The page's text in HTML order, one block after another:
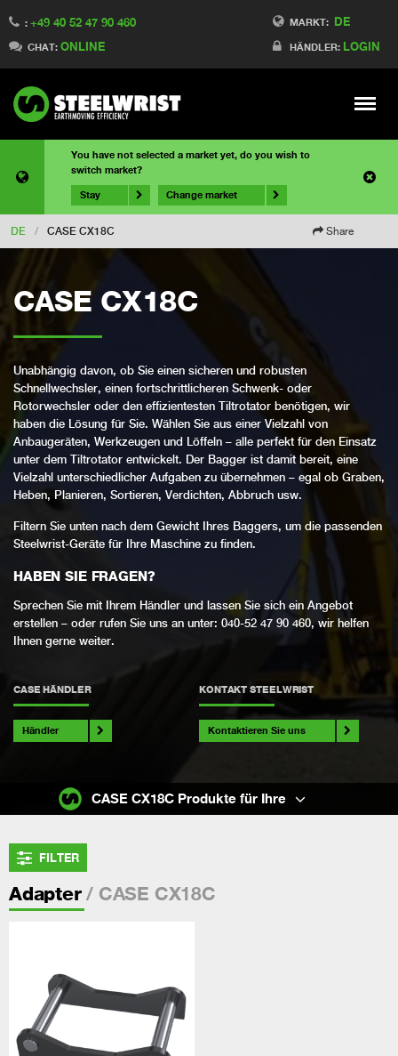
MARKT: DE
HÄNDLER: LOGIN
: +49 40 52 47 90 460
CHAT: ONLINE
Meny
You have not selected a market yet, do you wish to
switch market?
Stay Change market
DE / CASE CX18C Share
CASE CX18C
Unabhängig davon, ob Sie einen sicheren und robusten
Schnellwechsler, einen fortschrittlicheren Schwenk- oder
Rotorwechsler oder den effizientesten Tiltrotator benötigen, wir
haben die Lösung für Sie. Wählen Sie aus einer Vielzahl von
Anbaugeräten, Werkzeugen und Löffeln – alle perfekt für den Einsatz
unter dem Tiltrotator entwickelt. Der Bagger ist damit bereit, eine
Vielzahl unterschiedlicher Aufgaben zu übernehmen – egal ob Graben,
Heben, Planieren, Sortieren, Verdichten, Abbruch usw.
Filtern Sie unten nach dem Gewicht Ihres Baggers, um die passenden
Steelwrist-Geräte für Ihre Maschine zu finden.
HABEN SIE FRAGEN?
Sprechen Sie mit Ihrem Händler und lassen Sie sich ein Angebot
erstellen – oder rufen Sie uns an unter: 040-52 47 90 460, wir helfen
Ihnen gerne weiter.
CASE HÄNDLER
Händler
KONTAKT STEELWRIST
Kontaktieren Sie uns
FILTER
Adapter/ CASE CX18C
CASE CX18C Produkte für Ihre